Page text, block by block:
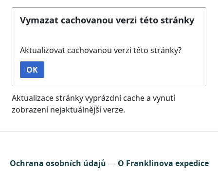
Vymazat cachovanou verzi této stránky
Aktualizovat cachovanou verzi této stránky?
OK
Aktualizace stránky vyprázdní cache a vynutí
zobrazení nejaktuálnější verze.
Ochrana osobních údajů
O Franklinova expedice